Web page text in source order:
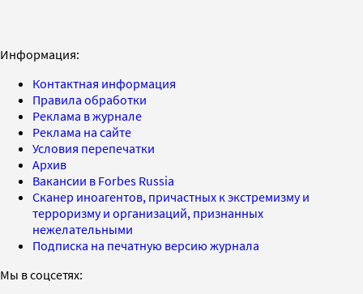
Информация:
Контактная информация
Правила обработки
Реклама в журнале
Реклама на сайте
Условия перепечатки
Архив
Вакансии в Forbes Russia
Сканер иноагентов, причастных к экстремизму и
терроризму и организаций, признанных
нежелательными
Подписка на печатную версию журнала
Мы в соцсетях: